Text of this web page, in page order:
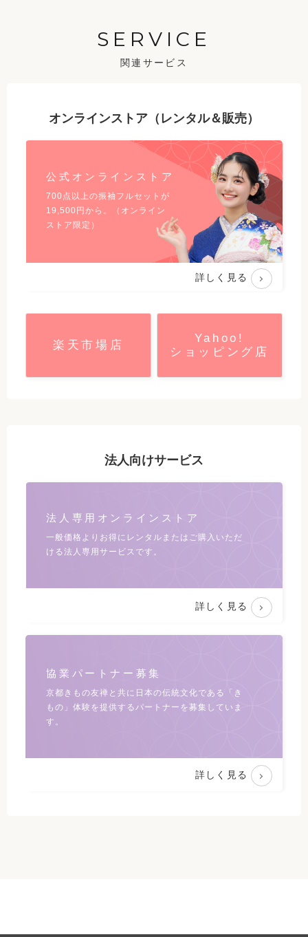
SERVICE
関連サービス
オンラインストア（レンタル＆販売）
公式オンラインストア
700点以上の振袖フルセットが
19,500 円から。（オンライン
ストア限定）
詳しく見る
楽天市場店
Yahoo!
ショッピング店
法人向けサービス
法人専用オンラインストア
一般価格よりお得にレンタルまたは ご購入いただ
ける法人専用サービスです。
詳しく見る
協業パートナー募集
京都きもの友禅と共に日本の伝統文化である
「き
もの」体験を提供するパートナーを募集していま
す。
詳しく見る